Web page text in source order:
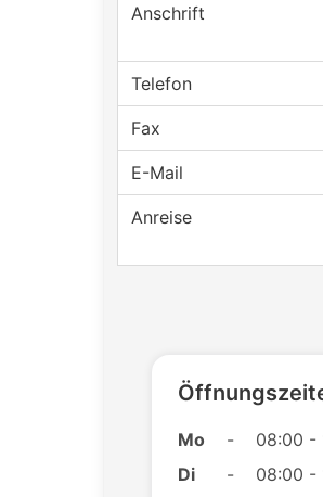
Anschrift
Telefon
Fax
E-Mail
Anreise
Mo -
08:00 -
Di
-
08:00 -